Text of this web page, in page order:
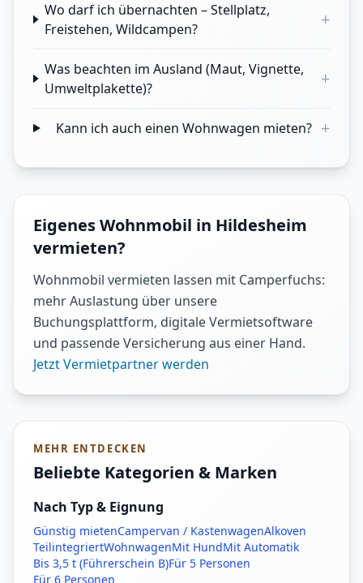
Wo darf ich übernachten – Stellplatz,
Freistehen, Wildcampen?
+
Was beachten im Ausland (Maut, Vignette,
Umweltplakette)?
+
Kann ich auch einen Wohnwagen mieten? +
Eigenes Wohnmobil in Hildesheim
vermieten?
Wohnmobil vermieten lassen mit Camperfuchs:
mehr Auslastung über unsere
Buchungsplattform, digitale Vermietsoftware
und passende Versicherung aus einer Hand.
Jetzt Vermietpartner werden
MEHR ENTDECKEN
Beliebte Kategorien & Marken
Nach Typ & Eignung
Günstig mietenCampervan / KastenwagenAlkoven
TeilintegriertWohnwagenMit HundMit Automatik
Bis 3,5 t (Führerschein B)Für 5 Personen
Für 6 Personen